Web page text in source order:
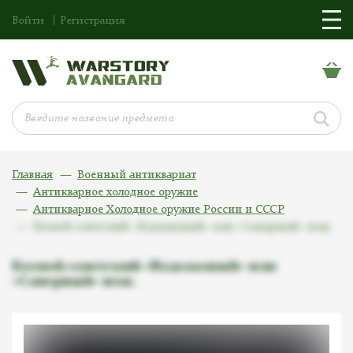
Войти Регистрация
Главная
Военный антиквариат
Антикварное холодное оружие
Антикварное Холодное оружие России и СССР
Боевой советский «Водолазный» или
«Саперный» нож.